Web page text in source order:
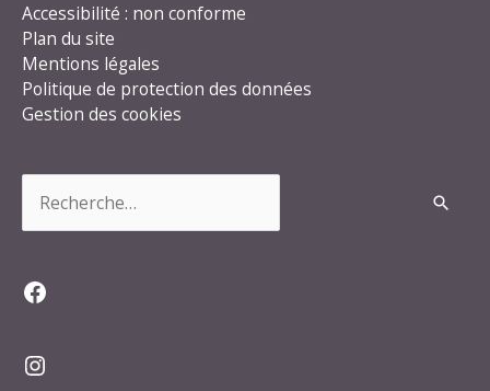
Accessibilité : non conforme
Plan du site
Mentions légales
Politique de protection des données
Gestion des cookies
Facebook
Instagram